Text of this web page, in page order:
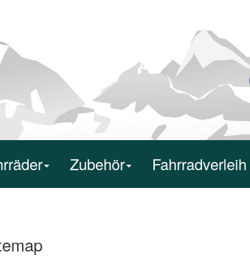
Zubehör Fahrradverleih